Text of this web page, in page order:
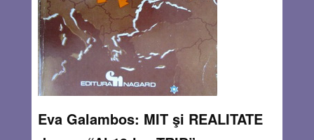
Eva Galambos: MIT şi REALITATE